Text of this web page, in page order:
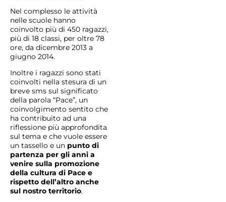
Nel complesso le attività
nelle scuole hanno
coinvolto più di 450 ragazzi,
più di 18 classi, per oltre 78
ore, da dicembre 2013 a
giugno 2014.
Inoltre i ragazzi sono stati
coinvolti nella stesura di un
breve sms sul significato
della parola “Pace”, un
coinvolgimento sentito che
ha contribuito ad una
riflessione più approfondita
sul tema e che vuole essere
un tassello e un punto di
partenza per gli anni a
venire sulla promozione
della cultura di Pace e
rispetto dell’altro anche
sul nostro territorio.